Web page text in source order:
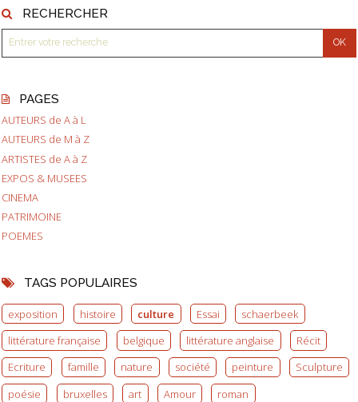
RECHERCHER
PAGES
AUTEURS de A à L
AUTEURS de M à Z
ARTISTES de A à Z
EXPOS & MUSEES
CINEMA
PATRIMOINE
POEMES
TAGS POPULAIRES
exposition histoire culture Essai
schaerbeek
littérature française
belgique littérature anglaise
Récit
Ecriture
famille nature société peinture
Sculpture
poésie
bruxelles art Amour roman